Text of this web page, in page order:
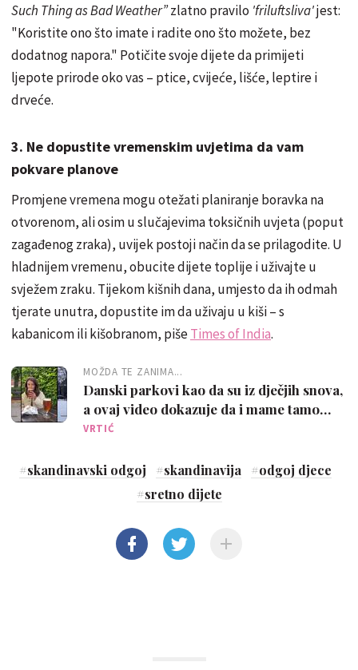
Such Thing as Bad Weather”zlatno pravilo 'friluftsliva'jest:
"Koristite ono što imate i radite ono što možete, bez
dodatnog napora." Potičite svoje dijete da primijeti
ljepote prirode oko vas – ptice, cvijeće, lišće, leptire i
drveće.
3. Ne dopustite vremenskim uvjetima da vam
pokvare planove
Promjene vremena mogu otežati planiranje boravka na
otvorenom, ali osim u slučajevima toksičnih uvjeta (poput
zagađenog zraka), uvijek postoji način da se prilagodite. U
hladnijem vremenu, obucite dijete toplije i uživajte u
svježem zraku. Tijekom kišnih dana, umjesto da ih odmah
tjerate unutra, dopustite im da uživaju u kiši – s
kabanicom ili kišobranom, pišeTimes of India.
MOŽDA TE ZANIMA...
Danski parkovi kao da su iz dječjih snova,
a ovaj video dokazuje da i mame tamo
itekako uživaju!
VRTIĆ
#skandinavski odgoj #skandinavija #odgoj djece
#sretno dijete